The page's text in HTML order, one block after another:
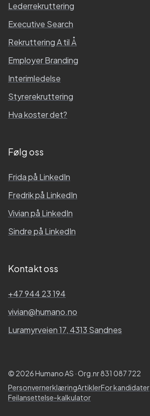
Lederrekruttering
Executive Search
Rekruttering A til Å
Employer Branding
Interimledelse
Styrerekruttering
Hva koster det?
Følg oss
Fridapå LinkedIn
Fredrikpå LinkedIn
Vivianpå LinkedIn
Sindrepå LinkedIn
Kontakt oss
+47 944 23 194
vivian@humano.no
Luramyrveien 17, 4313 Sandnes
© 2026 Humano AS · Org.nr 831 087 722
PersonvernerklæringArtiklerFor kandidater
Feilansettelse-kalkulator